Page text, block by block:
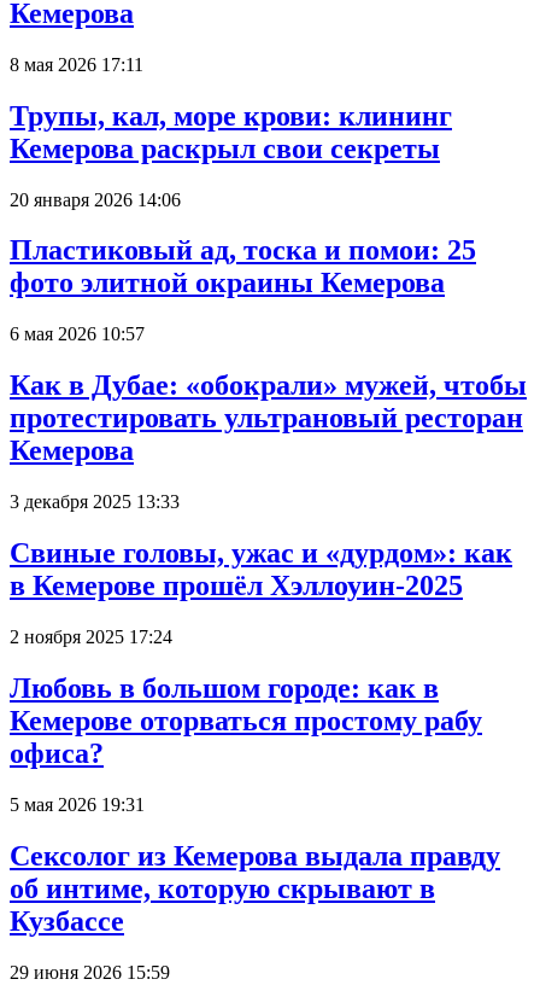
Кемерова
8 мая 2026 17:11
Трупы, кал, море крови: клининг
Кемерова раскрыл свои секреты
20 января 2026 14:06
Пластиковый ад, тоска и помои: 25
фото элитной окраины Кемерова
6 мая 2026 10:57
Как в Дубае: «обокрали» мужей, чтобы
протестировать ультрановый ресторан
Кемерова
3 декабря 2025 13:33
Свиные головы, ужас и «дурдом»: как
в Кемерове прошёл Хэллоуин-2025
2 ноября 2025 17:24
Любовь в большом городе: как в
Кемерове оторваться простому рабу
офиса?
5 мая 2026 19:31
Сексолог из Кемерова выдала правду
об интиме, которую скрывают в
Кузбассе
29 июня 2026 15:59